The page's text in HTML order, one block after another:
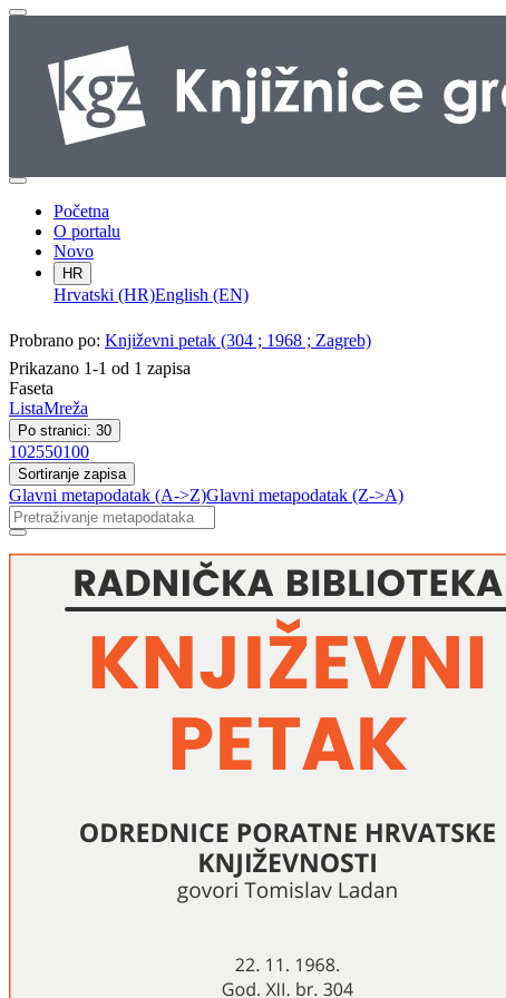
Početna
O portalu
Novo
HR
Hrvatski (HR)English (EN)
Probrano po: Književni petak (304 ; 1968 ; Zagreb)
Prikazano 1-1 od 1 zapisa
Faseta
ListaMreža
Po stranici: 30
102550100
Sortiranje zapisa
Glavni metapodatak (A->Z)Glavni metapodatak (Z->A)